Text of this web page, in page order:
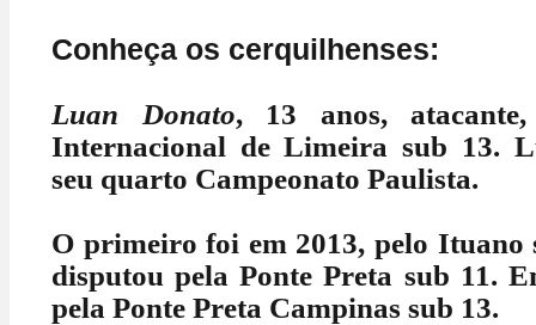
Conheça os cerquilhenses:
Luan Donato, 13 anos,
Internacional de Limeira sub 13.
seu quarto Campeonato Paulista.
O primeiro foi em 2013, pelo Ituano
disputou pela Ponte Preta sub 11.
pela Ponte Preta Campinas sub 13.